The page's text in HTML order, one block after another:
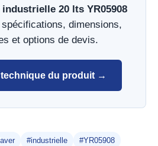
20 lts YR05908
dimensions,
et options de devis.
du produit →
#industrielle
#YR05908